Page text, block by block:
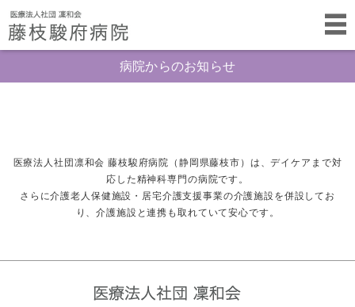
病院からのお知らせ
医療法人社団凛和会 藤枝駿府病院（静岡県藤枝市）は、デイケアまで対
応した精神科専門の病院です。
さらに介護老人保健施設・居宅介護支援事業の介護施設を併設してお
り、介護施設と連携も取れていて安心です。